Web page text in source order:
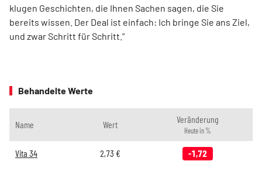
klugen Geschichten, die Ihnen Sachen sagen, die Sie
bereits wissen. Der Deal ist einfach: Ich bringe Sie ans Ziel,
und zwar Schritt für Schritt."
Behandelte Werte
Name Wert Veränderung
Heute in %
Vita 34 2,73 € -1,72